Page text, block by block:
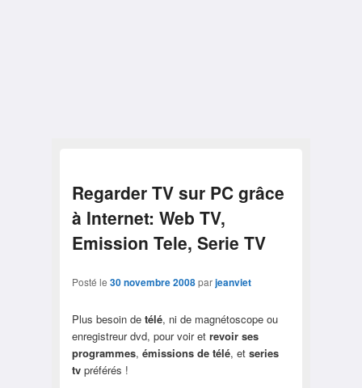
Regarder TV sur PC grâce
à Internet: Web TV,
Emission Tele, Serie TV
Posté le 30 novembre 2008parjeanviet
Plus besoin de télé, ni de magnétoscope ou
enregistreur dvd, pour voir et revoir ses
programmes, émissions de télé, et series
tvpréférés !